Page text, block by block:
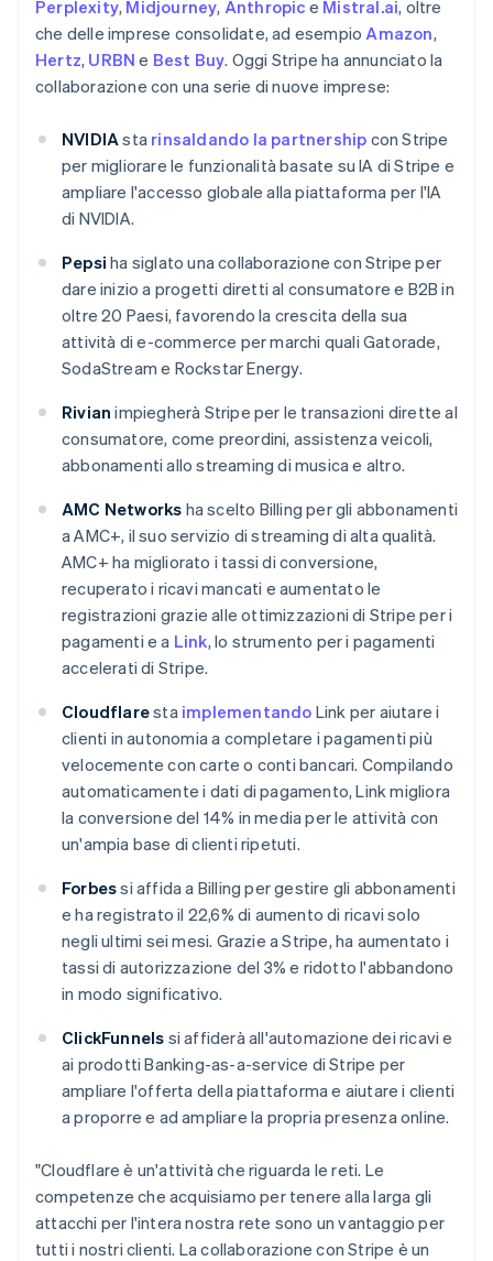
Perplexity, Midjourney, Anthropic e Mistral.ai, oltre
che delle imprese consolidate, ad esempioAmazon,
Hertz, URBN e Best Buy. Oggi Stripe ha annunciato la
collaborazione con una serie di nuove imprese:
NVIDIAsta rinsaldando la partnership con Stripe
per migliorare le funzionalità basate su IA di Stripe e
ampliare l'accesso globale alla piattaforma per l'IA
di NVIDIA.
Pepsi ha siglato una collaborazione con Stripe per
dare inizio a progetti diretti al consumatore e B2B in
oltre 20 Paesi, favorendo la crescita della sua
attività di e-commerce per marchi quali Gatorade,
SodaStream e Rockstar Energy.
Rivian impiegherà Stripe per le transazioni dirette al
consumatore, come preordini, assistenza veicoli,
abbonamenti allo streaming di musica e altro.
AMC Networks ha scelto Billing per gli abbonamenti
a AMC+, il suo servizio di streaming di alta qualità.
AMC+ ha migliorato i tassi di conversione,
recuperato i ricavi mancati e aumentato le
registrazioni grazie alle ottimizzazioni di Stripe per i
pagamenti e a Link, lo strumento per i pagamenti
accelerati di Stripe.
Cloudflaresta implementando Link per aiutare i
clienti in autonomia a completare i pagamenti più
velocemente con carte o conti bancari. Compilando
automaticamente i dati di pagamento, Link migliora
la conversione del 14% in media per le attività con
un'ampia base di clienti ripetuti.
Forbessi affida a Billing per gestire gli abbonamenti
e ha registrato il 22,6% di aumento di ricavi solo
negli ultimi sei mesi. Grazie a Stripe, ha aumentato i
tassi di autorizzazione del 3% e ridotto l'abbandono
in modo significativo.
ClickFunnels si affiderà all'automazione dei ricavi e
ai prodotti Banking-as-a-service di Stripe per
ampliare l'offerta della piattaforma e aiutare i clienti
a proporre e ad ampliare la propria presenza online.
"Cloudflare è un'attività che riguarda le reti. Le
competenze che acquisiamo per tenere alla larga gli
attacchi per l'intera nostra rete sono un vantaggio per
tutti i nostri clienti. La collaborazione con Stripe è un
Australia
English
Austria
Belgio
Nederlands FrançaisDeutsch English
Brasile
PortuguêsEnglish
Bulgaria
Canada
EnglishFrançais
Cina continentale
简体中文English